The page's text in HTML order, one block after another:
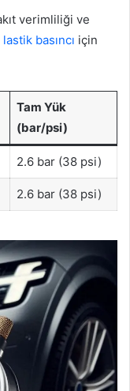
verimliliği ve
basıncı için
Tam Yük
(bar/psi)
2.6 bar (38 psi)
2.6 bar (38 psi)